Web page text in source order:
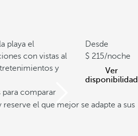
playa el
con vistas al
y
Desde
215/noche
Ver
disponibilidad
comparar
el que mejor se adapte a sus